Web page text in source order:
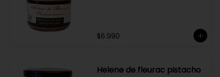
$6.990
Helene de fleurac pistacho